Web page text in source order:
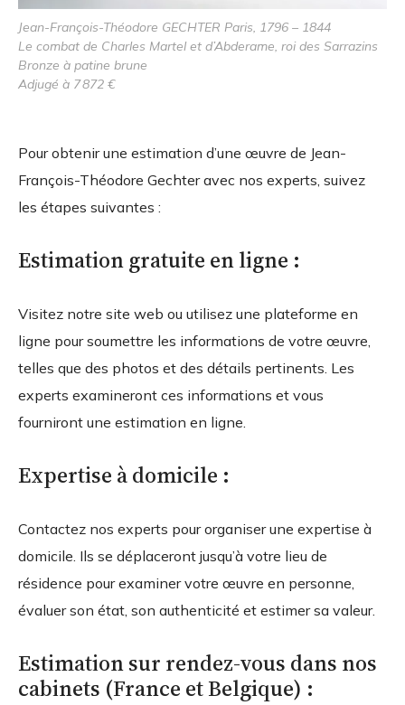
Jean-François-Théodore GECHTER Paris, 1796 – 1844
Le combat de Charles Martel et d’Abderame, roi des Sarrazins
Bronze à patine brune
Adjugé à 7 872 €
Pour obtenir une estimation d’une œuvre de Jean-
François-Théodore Gechter avec nos experts, suivez
les étapes suivantes :
Estimation gratuite en ligne :
Visitez notre site web ou utilisez une plateforme en
ligne pour soumettre les informations de votre œuvre,
telles que des photos et des détails pertinents. Les
experts examineront ces informations et vous
fourniront une estimation en ligne.
Expertise à domicile :
Contactez nos experts pour organiser une expertise à
domicile. Ils se déplaceront jusqu’à votre lieu de
résidence pour examiner votre œuvre en personne,
évaluer son état, son authenticité et estimer sa valeur.
Estimation sur rendez-vous dans nos
cabinets (France et Belgique) :